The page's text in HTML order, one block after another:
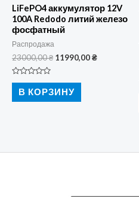
LiFePO4 аккумулятор 12V
100A Redodo литий железо
фосфатный
Распродажа
23000,00₴ Первоначальная
23000,00 ₴.
11990,00₴Текущая
Оценка
5
В КОРЗИНУ